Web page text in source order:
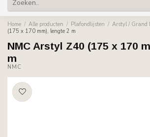
Home / Alle producten / Plafondlijsten / Arstyl / Grand
(175 x 170 mm), lengte 2 m
NMC Arstyl Z40 (175 x 170
m
NMC